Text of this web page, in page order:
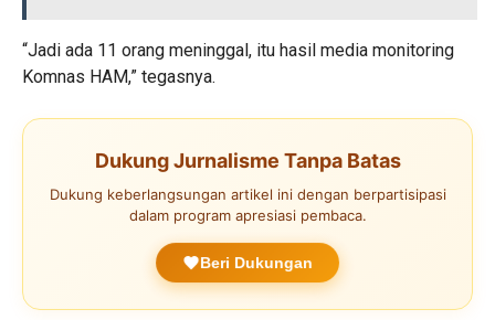
“Jadi ada 11 orang meninggal, itu hasil media monitoring
Komnas HAM,” tegasnya.
Dukung Jurnalisme Tanpa Batas
Dukung keberlangsungan artikel ini dengan berpartisipasi
dalam program apresiasi pembaca.
Beri Dukungan